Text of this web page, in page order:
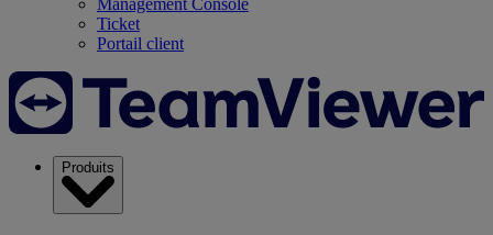
Ticket
Portail client
Produits